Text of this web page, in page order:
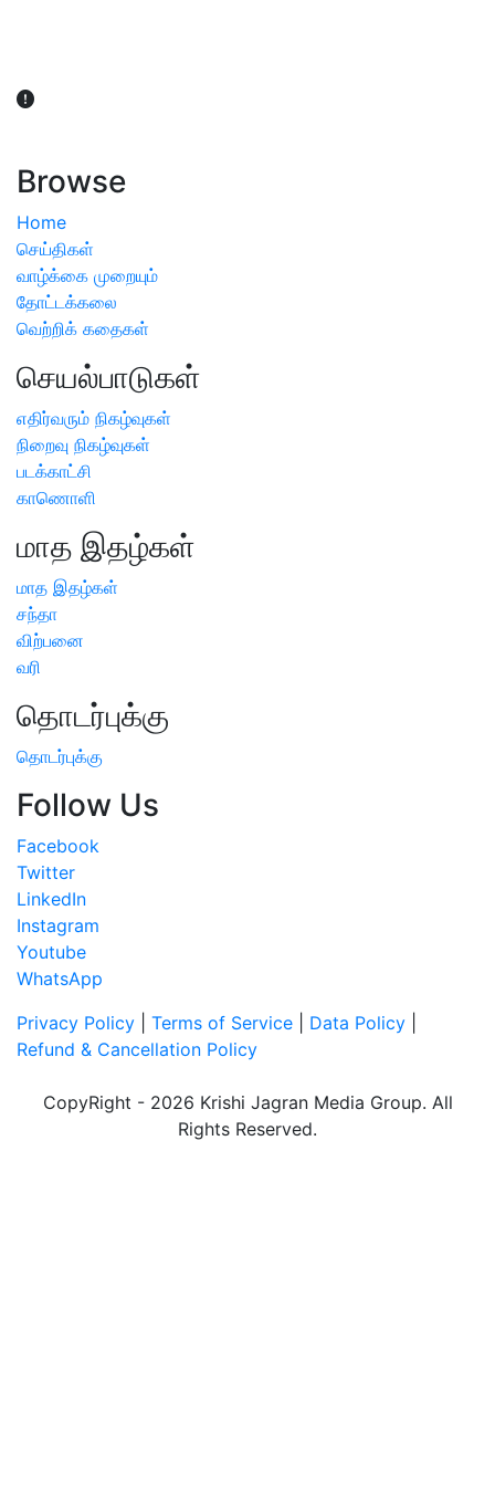
Browse
Home
செய்திகள்
வாழ்க்கை முறையும்
தோட்டக்கலை
வெற்றிக் கதைகள்
செயல்பாடுகள்
எதிர்வரும் நிகழ்வுகள்
நிறைவு நிகழ்வுகள்
படக்காட்சி
காணொளி
மாத இதழ்கள்
மாத இதழ்கள்
சந்தா
விற்பனை
வரி
தொடர்புக்கு
தொடர்புக்கு
Follow Us
Facebook
Twitter
LinkedIn
Instagram
Youtube
WhatsApp
Privacy Policy
Terms of Service Data Policy
Refund & Cancellation Policy
CopyRight - 2026 Krishi Jagran Media Group. All
Rights Reserved.